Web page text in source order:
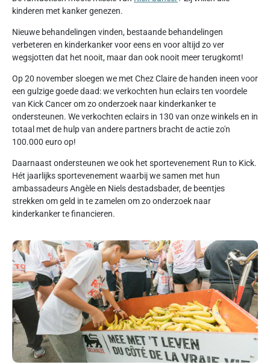
kinderen met kanker genezen.
Nieuwe behandelingen vinden, bestaande behandelingen
verbeteren en kinderkanker voor eens en voor altijd zo ver
wegsjotten dat het nooit, maar dan ook nooit meer terugkomt!
Op 20 november sloegen we met Chez Claire de handen ineen voor
een gulzige goede daad: we verkochten hun eclairs ten voordele
van Kick Cancer om zo onderzoek naar kinderkanker te
ondersteunen. We verkochten eclairs in 130 van onze winkels en in
totaal met de hulp van andere partners bracht de actie zo'n
100.000 euro op!
Daarnaast ondersteunen we ook het sportevenement Run to Kick.
Hét jaarlijks sportevenement waarbij we samen met hun
ambassadeurs Angèle en Niels destadsbader, de beentjes
strekken om geld in te zamelen om zo onderzoek naar
kinderkanker te financieren.